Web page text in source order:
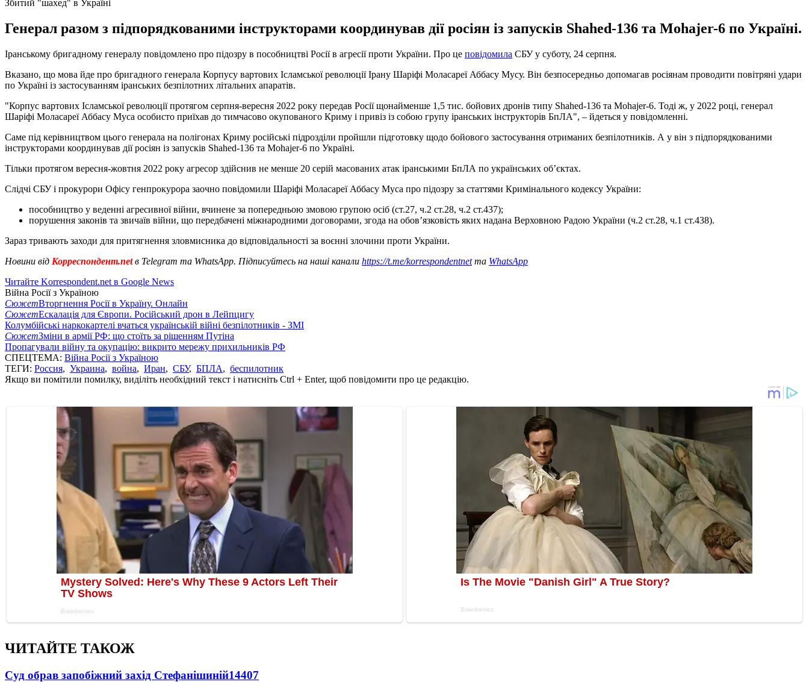
Збитий "шахед" в Україні
Генерал разом з підпорядкованими інструкторами координував дії росіян із запусків Shahed-136 та Mohajer-6 по Україні.
Іранському бригадному генералу повідомлено про підозру в пособництві Росії в агресії проти України. Про це повідомила СБУ у суботу, 24 серпня.
Вказано, що мова йде про бригадного генерала Корпусу вартових Ісламської революції Ірану Шаріфі Моласареї Аббасу Мусу. Він безпосередньо допомагав росіянам проводити повітряні удари
по Україні із застосуванням іранських безпілотних літальних апаратів.
"Корпус вартових Ісламської революції протягом серпня-вересня 2022 року передав Росії щонайменше 1,5 тис. бойових дронів типу Shahed-136 та Mohajer-6. Тоді ж, у 2022 році, генерал
Шаріфі Моласареї Аббасу Муса особисто приїхав до тимчасово окупованого Криму і привіз із собою групу іранських інструкторів БпЛА", – йдеться у повідомленні.
Саме під керівництвом цього генерала на полігонах Криму російські підрозділи пройшли підготовку щодо бойового застосування отриманих безпілотників. А у він з підпорядкованими
інструкторами координував дії росіян із запусків Shahed-136 та Mohajer-6 по Україні.
Тільки протягом вересня-жовтня 2022 року агресор здійснив не менше 20 серій масованих атак іранськими БпЛА по українських об’єктах.
Слідчі СБУ і прокурори Офісу генпрокурора заочно повідомили Шаріфі Моласареї Аббасу Муса про підозру за статтями Кримінального кодексу України:
пособництво у веденні агресивної війни, вчинене за попередньою змовою групою осіб (ст.27, ч.2 ст.28, ч.2 ст.437);
порушення законів та звичаїв війни, що передбачені міжнародними договорами, згода на обов’язковість яких надана Верховною Радою України (ч.2 ст.28, ч.1 ст.438).
Зараз тривають заходи для притягнення зловмисника до відповідальності за воєнні злочини проти України.
Новини від Корреспондент.netв Telegram та WhatsApp. Підписуйтесь на наші канали https://t.me/korrespondentnetта WhatsApp
Читайте Korrespondent.net в Google News
Війна Росії з Україною
СюжетВторгнення Росії в Україну. Онлайн
СюжетЕскалація для Європи. Російський дрон в Лейпцигу
Колумбійські наркокартелі вчаться українській війні безпілотників - ЗМІ
СюжетЗміни в армії РФ: що стоїть за рішенням Путіна
Пропагували війну та окупацію: викрито мережу прихильників РФ
СПЕЦТЕМА: Війна Росії з Україною
ТЕГИ: Россия, Украина, война, Иран, СБУ, БПЛА, беспилотник
Якщо ви помітили помилку, виділіть необхідний текст і натисніть Ctrl + Enter, щоб повідомити про це редакцію.
ЧИТАЙТЕ ТАКОЖ
Суд обрав запобіжний захід Стефанішиній14407